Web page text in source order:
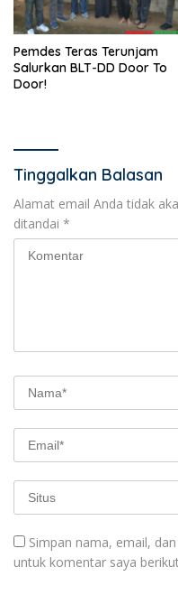
Pemdes Teras Terunjam
Salurkan BLT-DD Door To
Door!
Tinggalkan Balasan
Alamat email Anda tidak
ditandai *
Simpan nama, email,
untuk komentar saya